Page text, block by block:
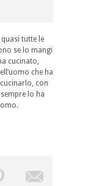
tutte le
se lo mangi
cucinato,
che ha
con
sempre lo ha